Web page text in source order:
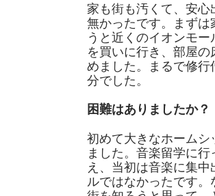
家も街も汚くて、安心
無かったです。まずは
うと近くのイオンモ
を買いに行き、部屋の
めました。まるで修行
分でした。
困難はありましたか？
初めて大きなホームシ
ました。音楽留学に行
え、当初は音楽に集中
ルではなかったです。